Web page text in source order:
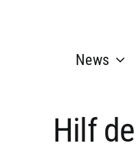
News
Hilf